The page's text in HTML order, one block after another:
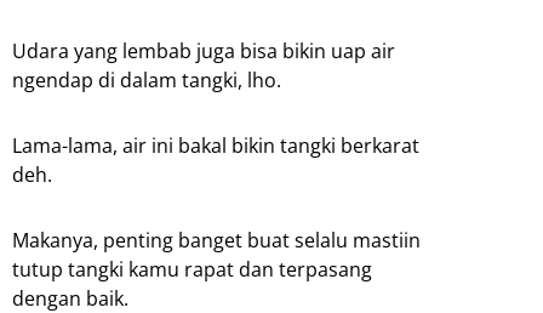
Udara yang lembab juga bisa bikin uap air
ngendap di dalam tangki, lho.
Lama-lama, air ini bakal bikin tangki berkarat
deh.
Makanya, penting banget buat selalu mastiin
tutup tangki kamu rapat dan terpasang
dengan baik.